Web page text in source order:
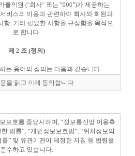
클의원 ("회사" 또는 "000")가 제공하는
비스의 이용과 관련하여 회사와 회원과
항, 기타 필요한 사항을 규정함을 목적으
로 합니다.
제 2 조 (정의)
는 용어의 정의는 다음과 같습니다.
는 단말기(PC, TV, 휴대형단말기 등의
)와 상관없이 "회원"이 이용할 수 있는
"서비스"에 접속하여 이 약관에 따라
결하고 "회사"가 제공하는 "서비스"를 이
는 고객을 말합니다.
회원"의 식별과 "서비스" 이용을 위하여
승인하는 문자와 숫자의 조합을 의미합
니다.
을 읽고 이에 동의합니다
보호를 중요시하며, “정보통신망 이용촉
법률”, “개인정보보호법”, “위치정보의
” 및 유관기관이 제정한 지침 등 법령을
준수하고 있습니다.